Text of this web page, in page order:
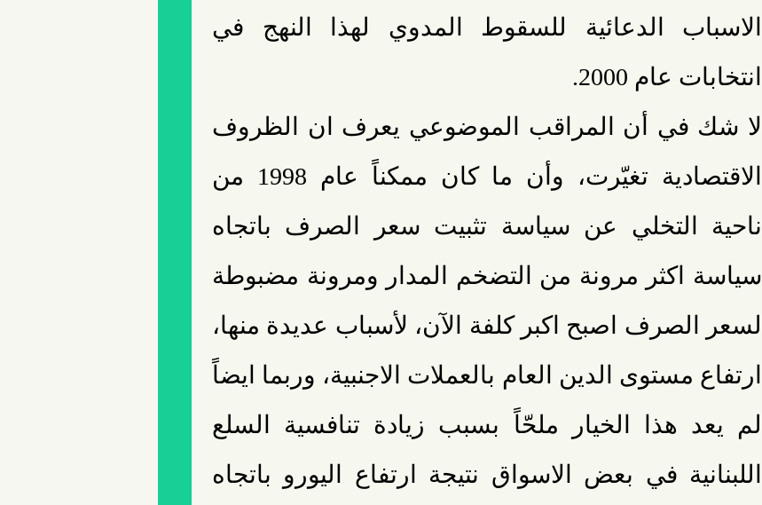
الاسباب الدعائية للسقوط المدوي لهذا النهج في
انتخابات عام 2000.
لا شك في أن المراقب الموضوعي يعرف ان الظروف
الاقتصادية تغيّرت، وأن ما كان ممكناً عام 1998 من
ناحية التخلي عن سياسة تثبيت سعر الصرف باتجاه
سياسة اكثر مرونة من التضخم المدار ومرونة مضبوطة
لسعر الصرف اصبح اكبر كلفة الآن، لأسباب عديدة منها،
ارتفاع مستوى الدين العام بالعملات الاجنبية، وربما ايضاً
لم يعد هذا الخيار ملحّاً بسبب زيادة تنافسية السلع
اللبنانية في بعض الاسواق نتيجة ارتفاع اليورو باتجاه